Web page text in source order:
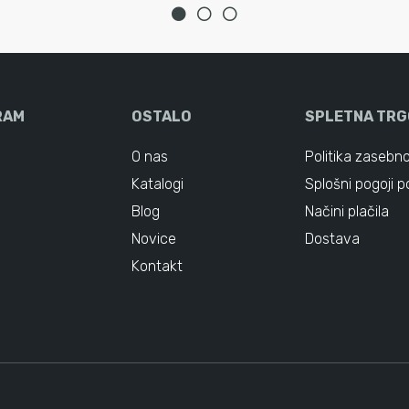
OSTALO
O nas
Katalogi
Blog
Novice
Kontakt
SPLETNA
Politika
Splošni pogoji
Načini plačila
Dostava